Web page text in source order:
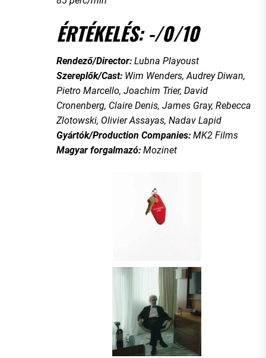
ÉRTÉKELÉS: -/0/10
Rendező/Director: Lubna Playoust
Szereplők/Cast: Wim Wenders, Audrey Diwan,
Pietro Marcello, Joachim Trier, David
Cronenberg, Claire Denis, James Gray, Rebecca
Zlotowski, Olivier Assayas, Nadav Lapid
Gyártók/Production Companies: MK2 Films
Magyar forgalmazó: Mozinet